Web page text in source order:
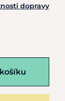
dopravy